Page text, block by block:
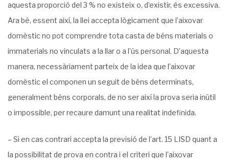
aquesta proporció del 3 % no existeix o, d’existir, és excessiva.
Ara bé, essent així, la llei accepta lògicament que l’aixovar
domèstic no pot comprendre tota casta de béns materials o
immaterials no vinculats a la llar o a l’ús personal. D’aquesta
manera, necessàriament parteix de la idea que l’aixovar
domèstic el componen un seguit de béns determinats,
generalment béns corporals, de no ser així la prova seria inútil
o impossible, per recaure damunt una realitat indefinida.
– Si en cas contrari accepta la previsió de l’art. 15 LISD quant a
la possibilitat de prova en contra i el criteri que l’aixovar